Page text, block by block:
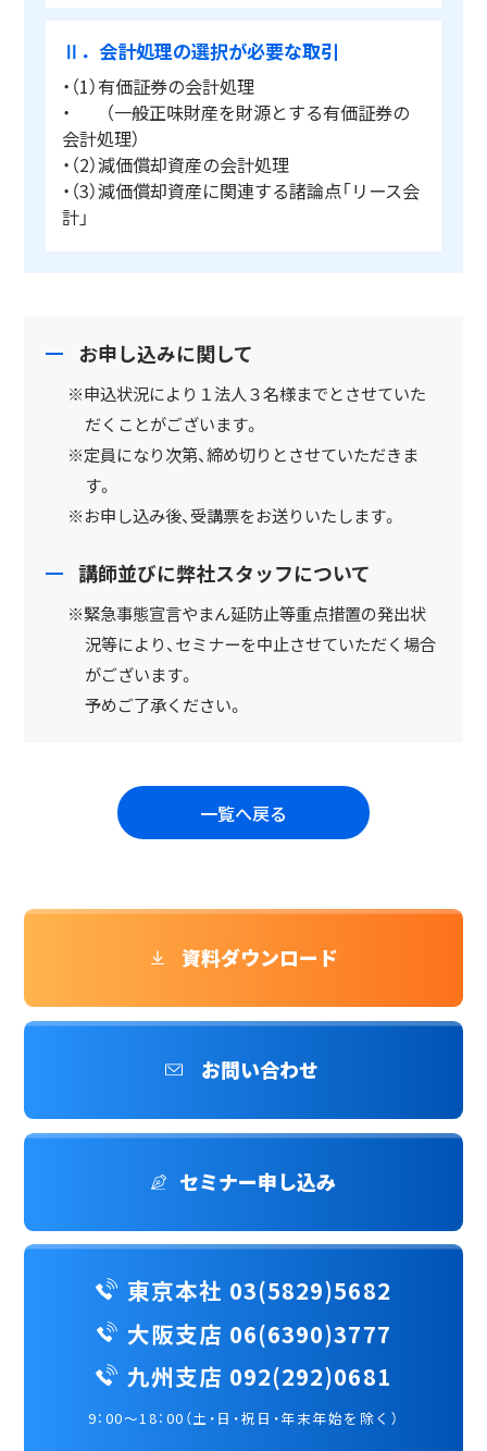
Ⅱ．会計処理の選択が必要な取引
・（1）有価証券の会計処理
・ （一般正味財産を財源とする有価証券の
会計処理）
・（2）減価償却資産の会計処理
・（3）減価償却資産に関連する諸論点「リース会
計」
お申し込みに関して
※申込状況により１法人３名様までとさせていた
だくことがございます。
※定員になり次第、締め切りとさせていただきま
す。
※お申し込み後、受講票をお送りいたします。
講師並びに弊社スタッフについて
※緊急事態宣言やまん延防止等重点措置の発出状
況等により、セミナーを中止させていただく場合
がございます。
予めご了承ください。
一覧へ戻る
資料ダウンロード
お問い合わせ
セミナー申し込み
東京本社 03(5829)5682
大阪支店 06(6390)3777
九州支店 092(292)0681
9：00～18：00（土・日・祝日・年末年始を除く）